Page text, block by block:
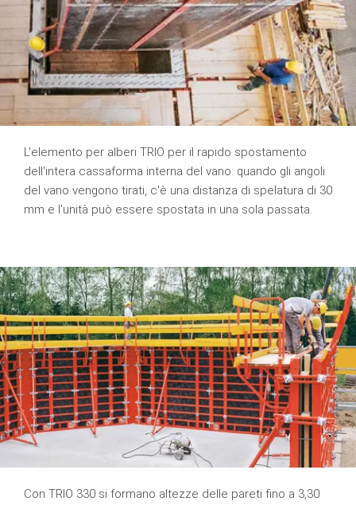
L'elemento per alberi TRIO per il rapido spostamento
dell'intera cassaforma interna del vano: quando gli angoli
del vano vengono tirati, c'è una distanza di spelatura di 30
mm e l'unità può essere spostata in una sola passata.
Con TRIO 330 si formano altezze delle pareti fino a 3,30